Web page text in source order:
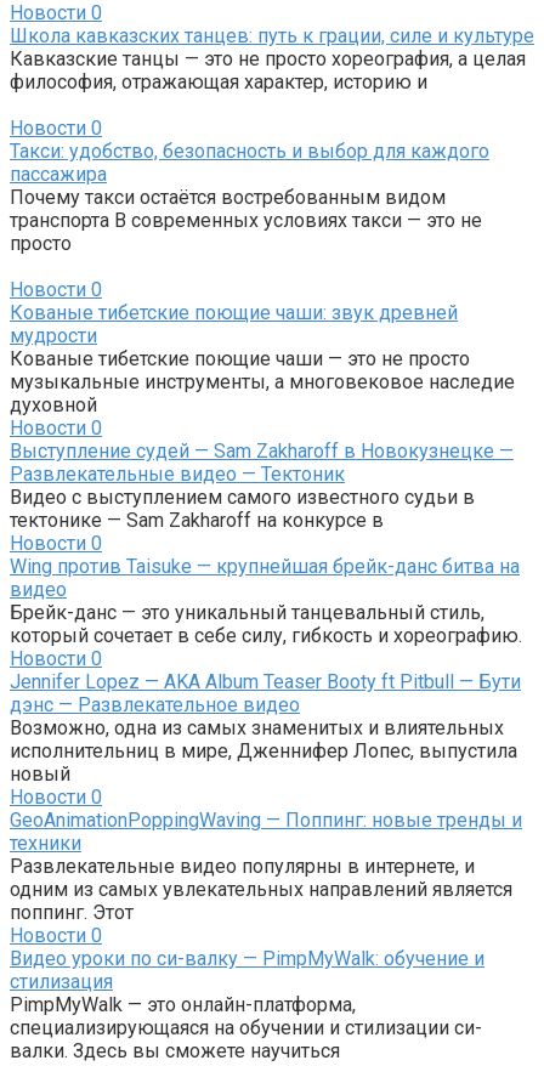
Новости 0
Школа кавказских танцев: путь к грации, силе и культуре
Кавказские танцы — это не просто хореография, а целая
философия, отражающая характер, историю и
Новости 0
Такси: удобство, безопасность и выбор для каждого
пассажира
Почему такси остаётся востребованным видом
транспорта В современных условиях такси — это не
просто
Новости 0
Кованые тибетские поющие чаши: звук древней
мудрости
Кованые тибетские поющие чаши — это не просто
музыкальные инструменты, а многовековое наследие
духовной
Новости 0
Выступление судей — Sam Zakharoff в Новокузнецке —
Развлекательные видео — Тектоник
Видео с выступлением самого известного судьи в
тектонике — Sam Zakharoff на конкурсе в
Новости 0
Wing против Taisuke — крупнейшая брейк-данс битва на
видео
Брейк-данс — это уникальный танцевальный стиль,
который сочетает в себе силу, гибкость и хореографию.
Новости 0
Jennifer Lopez — AKA Album Teaser Booty ft Pitbull — Бути
дэнс — Развлекательное видео
Возможно, одна из самых знаменитых и влиятельных
исполнительниц в мире, Дженнифер Лопес, выпустила
новый
Новости 0
GeoAnimationPoppingWaving — Поппинг: новые тренды и
техники
Развлекательные видео популярны в интернете, и
одним из самых увлекательных направлений является
поппинг. Этот
Новости 0
Видео уроки по си-валку — PimpMyWalk: обучение и
стилизация
PimpMyWalk — это онлайн-платформа,
специализирующаяся на обучении и стилизации си-
валки. Здесь вы сможете научиться